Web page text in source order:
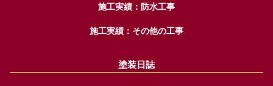
施工実績：防水工事
施工実績：その他の工事
塗装日誌